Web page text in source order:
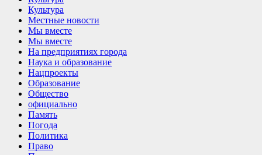
Культура
Местные новости
Мы вместе
Мы вместе
На предприятиях города
Наука и образование
Нацпроекты
Образование
Общество
официально
Память
Погода
Политика
Право